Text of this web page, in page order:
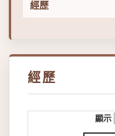
經歷
經歷
顯示